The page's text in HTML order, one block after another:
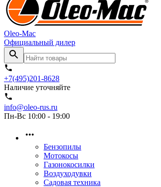
Oleo-Mac
Официальный дилер
+7(495)201-8628
Наличие уточняйте
info@oleo-rus.ru
Пн-Вс 10:00 - 19:00
Бензопилы
Мотокосы
Газонокосилки
Воздуходувки
Садовая техника